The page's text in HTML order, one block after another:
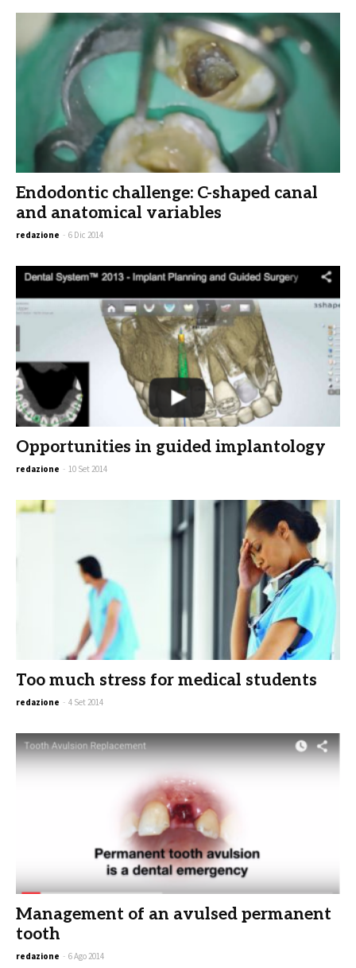
Endodontic challenge: C-shaped canal
and anatomical variables
redazione - 6 Dic 2014
Opportunities in guided implantology
redazione - 10 Set 2014
Too much stress for medical students
redazione - 4 Set 2014
Management of an avulsed permanent
tooth
redazione - 6 Ago 2014